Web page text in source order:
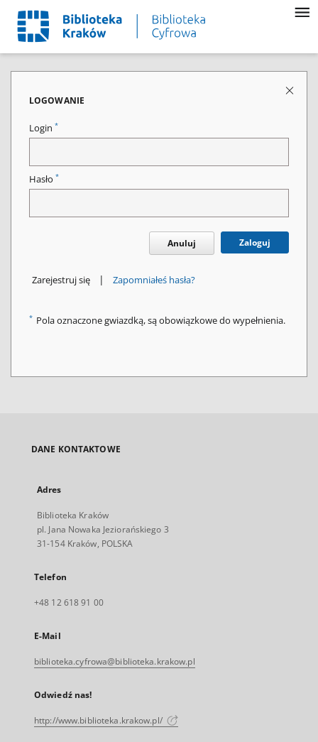
LOGOWANIE
Login *
Hasło *
Anuluj Zaloguj
Zarejestruj się | Zapomniałeś hasła?
* Pola oznaczone gwiazdką, są obowiązkowe do wypełnienia.
DANE KONTAKTOWE
Adres
Biblioteka Kraków
pl. Jana Nowaka Jeziorańskiego 3
31-154 Kraków, POLSKA
Telefon
+48 12 618 91 00
E-Mail
biblioteka.cyfrowa@biblioteka.krakow.pl
Odwiedź nas!
http://www.biblioteka.krakow.pl/